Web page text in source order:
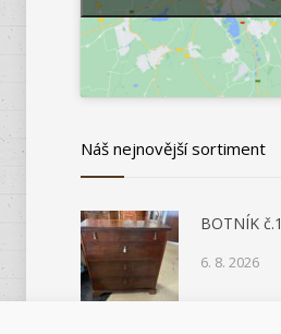
Náš nejnovější sortiment
BOTNÍK
6. 8. 2026